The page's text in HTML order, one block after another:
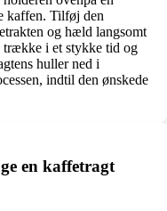
kaffen. Tilføj den
og hæld langsomt
trække i et stykke tid og
huller ned i
indtil den ønskede
en kaffetragt